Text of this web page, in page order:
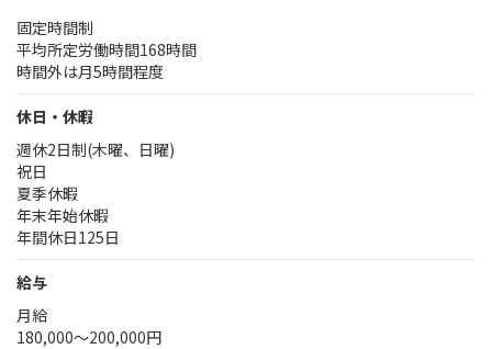
固定時間制
平均所定労働時間168時間
時間外は月5時間程度
休日・休暇
週休2日制(木曜、日曜)
祝日
夏季休暇
年末年始休暇
年間休日125日
給与
月給
180,000～200,000円